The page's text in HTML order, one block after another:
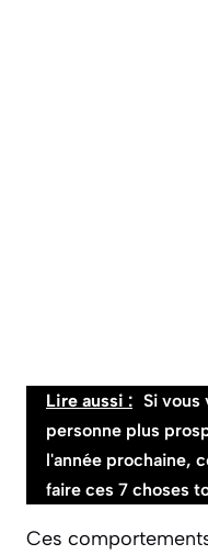
Lire aussi : Si vous
personne plus
l'année prochaine,
faire ces 7 choses
Ces